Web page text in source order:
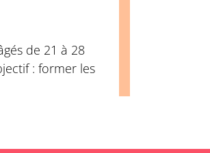
de 21 à 28
: former les